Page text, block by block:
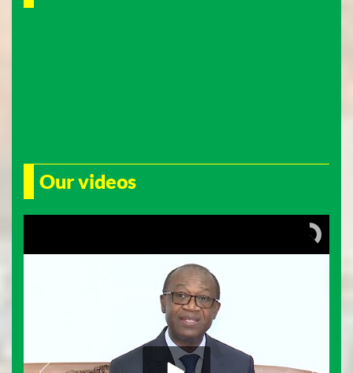
Our videos